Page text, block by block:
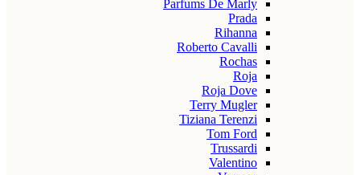
Parfums De Marly
Prada
Rihanna
Roberto Cavalli
Rochas
Roja
Roja Dove
Terry Mugler
Tiziana Terenzi
Tom Ford
Trussardi
Valentino